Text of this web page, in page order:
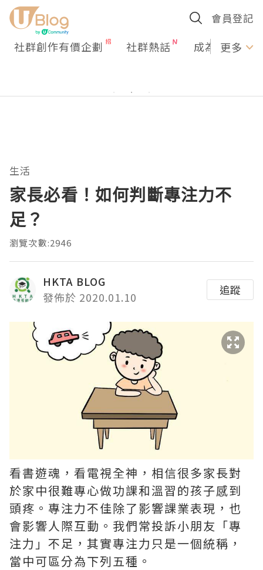
會員登記
社群創作有價企劃 社群熱話 成為U更多
生活
家長必看！如何判斷專注力不
足？
瀏覽次數:2946
HKTA BLOG
發佈於 2020.01.10
追蹤
看書遊魂，看電視全神，相信很多家長對
於家中很難專心做功課和溫習的孩子感到
頭疼。專注力不佳除了影響課業表現，也
會影響人際互動。我們常投訴小朋友「專
注力」不足，其實專注力只是一個統稱，
當中可區分為下列五種。